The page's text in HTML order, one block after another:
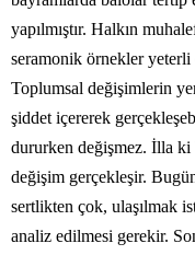
yapılmıştır. Halkın
seramonik örnekler yeterli
Toplumsal değişimlerin
şiddet içererek
dururken değişmez. İlla
değişim gerçekleşir.
sertlikten çok, ulaşılmak
analiz edilmesi gerekir.